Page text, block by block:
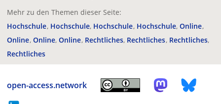
Mehr zu den Themen dieser Seite:
Hochschule Hochschule Hochschule Hochschule Online
Online Online Online Rechtliches Rechtliches Rechtliches
Rechtliches
open-access.network